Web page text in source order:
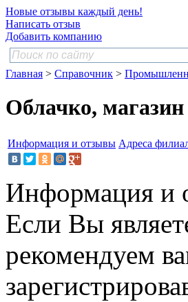
Новые отзывы каждый день!
Написать отзыв
Добавить компанию
Главная > Справочник >
Облачко, магазин
Информация и отзывы Адреса
Информация и
Если Вы
рекомендуем